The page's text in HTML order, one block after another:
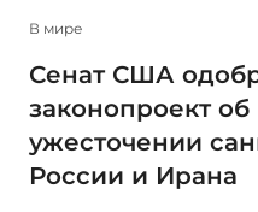
В мире
Сенат США
законопроект об
ужесточении
России и Ирана